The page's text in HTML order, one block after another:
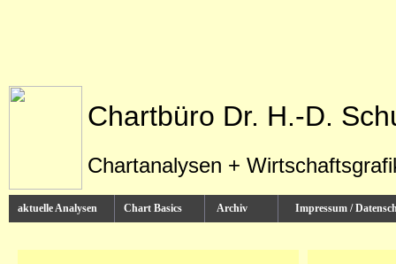
Chartbüro Dr. H.-D.
Chartanalysen +
aktuelle Analysen Chart Basics Archiv Impressum /